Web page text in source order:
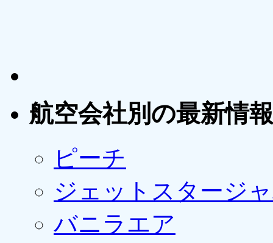
航空会社別の最新情報
ピーチ
ジェットスタージ
バニラエア